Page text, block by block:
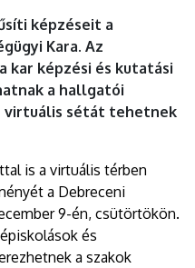
képzéseit a
Kara. Az
kar képzési és kutatási
a hallgatói
virtuális sétát tehetnek
is a virtuális térben
a Debreceni
9-én, csütörtökön.
és
a szakok